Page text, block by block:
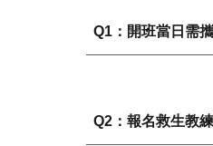
Q1：開班當日需
Q2：報名救生教